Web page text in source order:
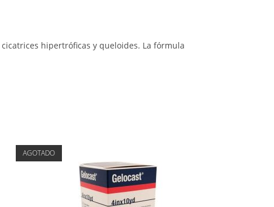
hipertróficas y queloides. La fórmula
AGOTADO